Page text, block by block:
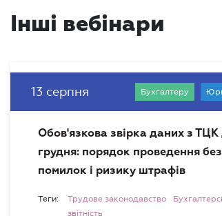
Інші вебінари
13 серпня Бухгалтеру
Обов'язкова звірка даних з ТЦК
грудня: порядок проведення без
помилок і ризику штрафів
Теги: Трудове законодавство
звітність